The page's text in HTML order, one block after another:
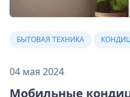
БЫТОВАЯ ТЕХНИКА
04 мая 2024
Мобильные